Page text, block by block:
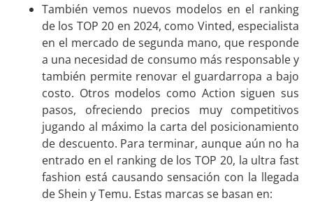
También vemos nuevos modelos en el ranking
de los TOP 20 en 2024, como Vinted, especialista
en el mercado de segunda mano, que responde
a una necesidad de consumo más responsable y
también permite renovar el guardarropa a bajo
costo. Otros modelos como Action siguen sus
pasos, ofreciendo precios muy competitivos
jugando al máximo la carta del posicionamiento
de descuento. Para terminar, aunque aún no ha
entrado en el ranking de los TOP 20, la ultra fast
fashion está causando sensación con la llegada
de Shein y Temu. Estas marcas se basan en: